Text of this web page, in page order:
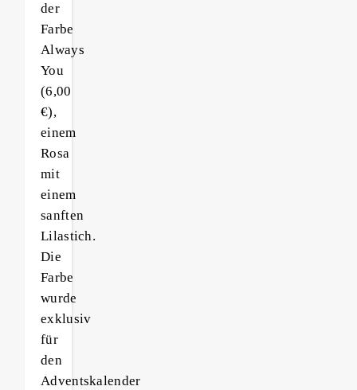
der
Farbe
Always
You
(6,00
€),
einem
Rosa
mit
einem
sanften
Lilastich.
Die
Farbe
wurde
exklusiv
für
den
Adventskalender